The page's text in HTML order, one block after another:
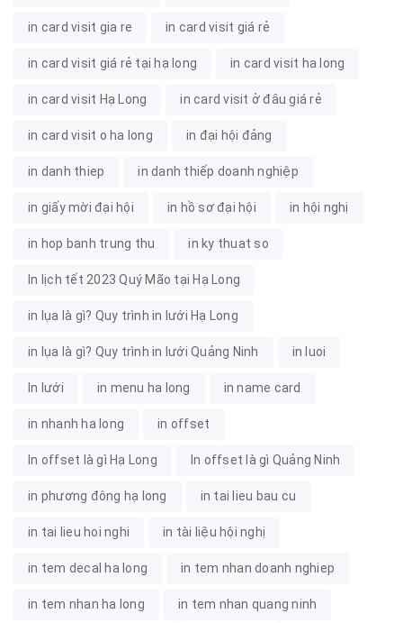
in card visit gia re in card visit giá rẻ
in card visit giá rẻ tại hạ long in card visit ha long
in card visit Hạ Long in card visit ở đâu giá rẻ
in card visit o ha long in đại hội đảng
in danh thiep in danh thiếp doanh nghiệp
in giấy mời đại hội in hồ sơ đại hội in hội nghị
in hop banh trung thu in ky thuat so
In lịch tết 2023 Quý Mão tại Hạ Long
in lụa là gì? Quy trình in lưới Hạ Long
in lụa là gì? Quy trình in lưới Quảng Ninh in luoi
In lưới in menu ha long in name card
in nhanh ha long in offset
In offset là gì Hạ Long In offset là gì Quảng Ninh
in phương đông hạ long in tai lieu bau cu
in tai lieu hoi nghi in tài liệu hội nghị
in tem decal ha long in tem nhan doanh nghiep
in tem nhan ha long in tem nhan quang ninh